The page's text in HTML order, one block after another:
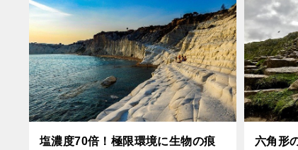
塩濃度70倍！極限環境に生物の痕
六角形